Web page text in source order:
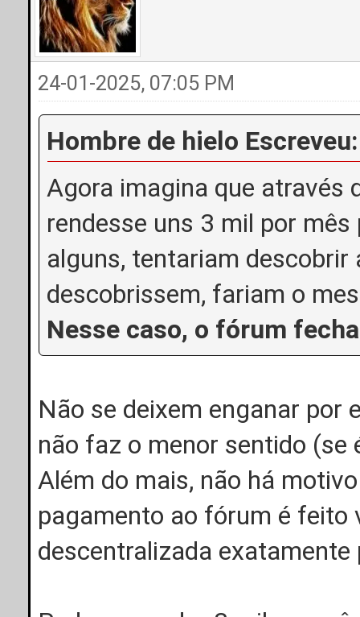
24-01-2025, 07:05 PM
Hombre de hielo Escreveu:
Agora imagina que através
rendesse uns 3 mil por
alguns, tentariam descobrir
descobrissem, fariam o
Nesse caso, o fórum
Não se deixem enganar por
não faz o menor sentido (se
Além do mais, não há
pagamento ao fórum é feito
descentralizada